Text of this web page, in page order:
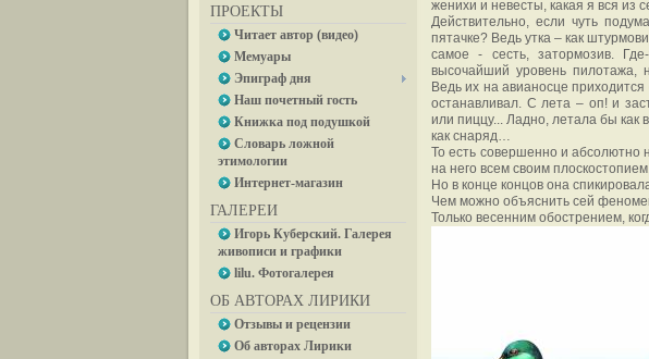
ПРОЕКТЫ
Читает автор (видео)
Мемуары
Эпиграф дня
Наш почетный гость
Книжка под подушкой
Словарь ложной
этимологии
Интернет-магазин
ГАЛЕРЕИ
Игорь Куберский. Галерея
живописи и графики
lilu. Фотогалерея
ОБ АВТОРАХ ЛИРИКИ
Отзывы и рецензии
Об авторах Лирики
женихи и невесты, какая я вся из
Действительно, если чуть
пятачке? Ведь утка – как
самое - сесть, затормозив.
высочайший уровень пилотажа,
Ведь их на авианосце
останавливал. С лета – оп! и
или пиццу... Ладно, летала бы как
как снаряд…
То есть совершенно и абсолютно
на него всем своим
Но в конце концов она
Чем можно объяснить сей
Только весенним обострением,